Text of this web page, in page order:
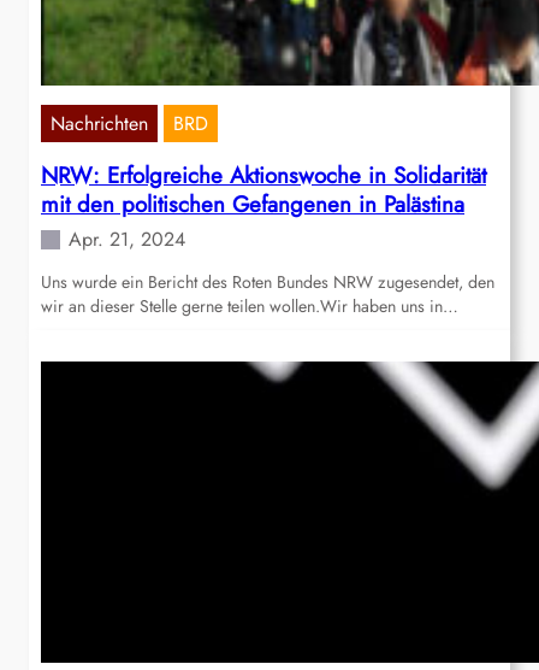
Nachrichten BRD
NRW: Erfolgreiche Aktionswoche in Solidarität
mit den politischen Gefangenen in Palästina
Apr. 21, 2024
Uns wurde ein Bericht des Roten Bundes NRW zugesendet, den
wir an dieser Stelle gerne teilen wollen.Wir haben uns in…